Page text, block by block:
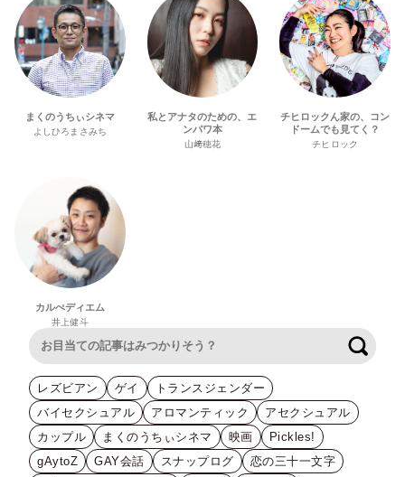
まくのうちぃシネマ
よしひろまさみち
私とアナタのための、エ
ンパワ本
山﨑穂花
チヒロックん家の、コン
ドームでも見てく？
チヒロック
カルぺディエム
井上健斗
レズビアン ゲイ
トランスジェンダー
バイセクシュアル
アロマンティック
アセクシュアル
カップル
まくのうちぃシネマ 映画
Pickles!
gAytoZ
GAY会話 スナップログ
恋の三十一文字